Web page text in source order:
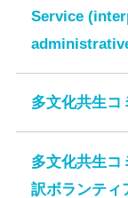
Welcome to
岡山国際交
リンク集
Service
多文化共生コ
多文化共生コ
訳ボランティ